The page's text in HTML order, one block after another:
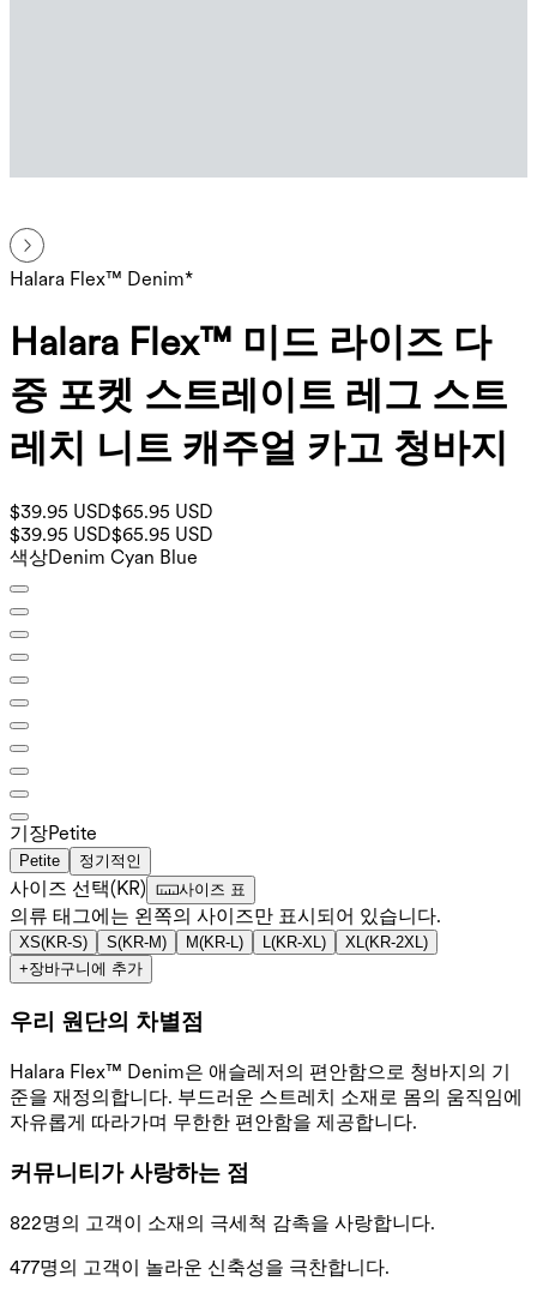
Halara Flex™ Denim*
Halara Flex™ 미드 라이즈 다
중 포켓 스트레이트 레그 스트
레치 니트 캐주얼 카고 청바지
$39.95 USD$65.95 USD
$39.95 USD$65.95 USD
색상Denim Cyan Blue
기장Petite
Petite 정기적인
사이즈 선택(KR) 사이즈 표
의류 태그에는 왼쪽의 사이즈만 표시되어 있습니다.
XS(KR-S) S(KR-M) M(KR-L) L(KR-XL) XL(KR-2XL)
+장바구니에 추가
우리 원단의 차별점
Halara Flex™ Denim은 애슬레저의 편안함으로 청바지의 기
준을 재정의합니다. 부드러운 스트레치 소재로 몸의 움직임에
자유롭게 따라가며 무한한 편안함을 제공합니다.
커뮤니티가 사랑하는 점
822명의 고객이 소재의 극세척 감촉을 사랑합니다.
477명의 고객이 놀라운 신축성을 극찬합니다.